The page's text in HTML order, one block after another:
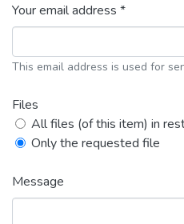
Your email address *
This email address is used for
Files
All files (of this item) in
Only the requested file
Message